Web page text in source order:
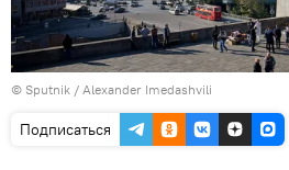
© Sputnik / Alexander Imedashvili
Подписаться